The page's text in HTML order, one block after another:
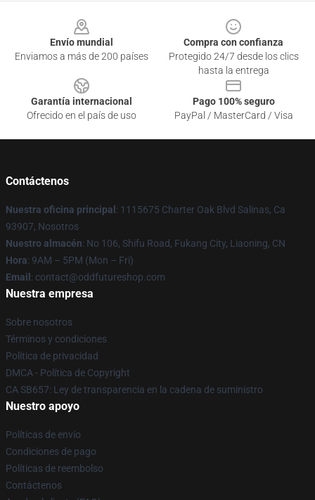
Envío mundial
Enviamos a más de 200 países
Compra con confianza
Protegido 24/7 desde los clics
hasta la entrega
Garantía internacional
Ofrecido en el país de uso
Pago 100% seguro
PayPal / MasterCard / Visa
Contáctenos
Nuestra oficina principal : 1115675 Charter Oak Blvd Salinas, Ca
93907, Nosotros
Nuestro almacén: No 106, Shifu Road, Fukang City, Liaoning, CN
Hora: 9AM – 5PM (Mon – Fri)
Email : contact@oddfutureshop.com
Nuestra empresa
Sobre nosotros
Términos y condiciones
Política de privacidad
DMCA - Política de Copyright
CA SB657: Ley de transparencia en la cadena de suministro
Nuestro apoyo
Políticas de envío
Condiciones de pago
Políticas de reembolso
Contáctenos